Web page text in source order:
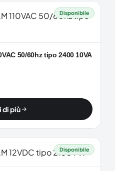
Disponibile
50/60hz tipo 2400 10VA
di più
Disponibile